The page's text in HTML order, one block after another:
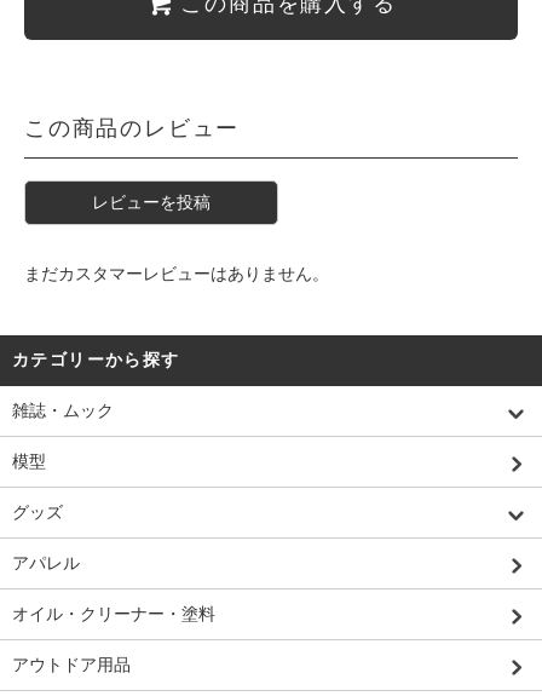
この商品のレビュー
レビューを投稿
まだカスタマーレビューはありません。
カテゴリーから探す
雑誌・ムック
模型
グッズ
アパレル
オイル・クリーナー・塗料
アウトドア用品